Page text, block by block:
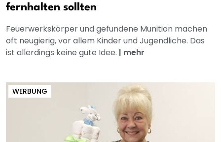
fernhalten sollten
Feuerwerkskörper und gefundene Munition machen
oft neugierig, vor allem Kinder und Jugendliche. Das
ist allerdings keine gute Idee. | mehr
WERBUNG